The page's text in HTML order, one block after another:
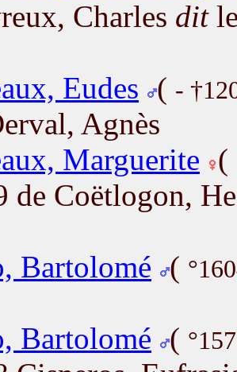
Charles dit
Eudes ( -
Agnès
Marguerite (
de Coëtlogon,
Bartolomé (
Bartolomé (